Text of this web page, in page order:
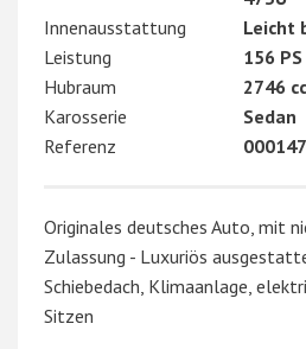
Innenausstattung
Leicht
Leistung
156 PS
Hubraum
2746 cc
Karosserie
Sedan
Referenz
Originales deutsches Auto, mit
Zulassung - Luxuriös
Schiebedach, Klimaanlage,
Sitzen